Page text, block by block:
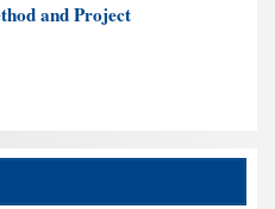
and Project